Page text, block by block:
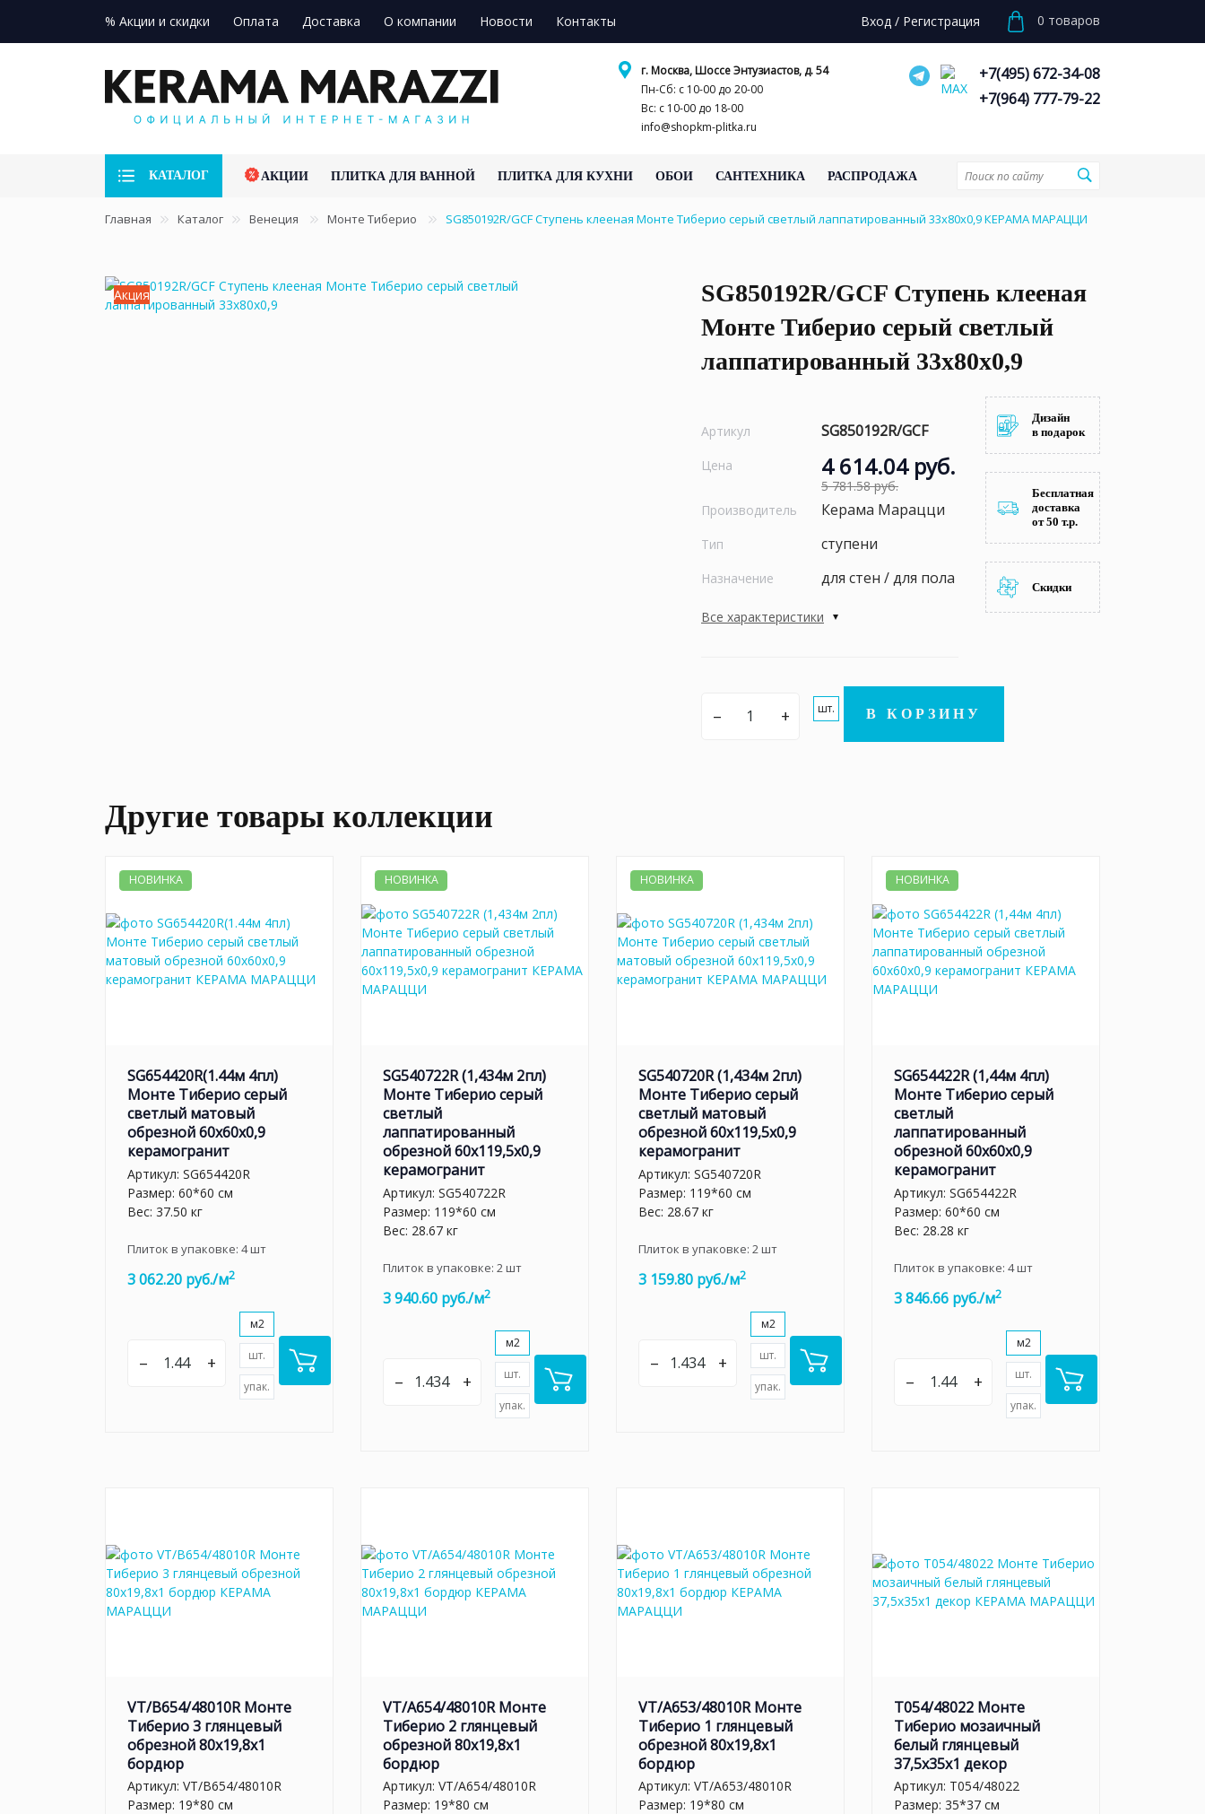
% Акции и скидки Оплата Доставка О компании Новости Контакты Вход / Регистрация 0 товаров
г. Москва, Шоссе Энтузиастов, д. 54
Пн-Сб: с 10-00 до 20-00
Вс: с 10-00 до 18-00
info@shopkm-plitka.ru
+7(495) 672-34-08
+7(964) 777-79-22
КАТАЛОГ АКЦИИ ПЛИТКА ДЛЯ ВАННОЙ ПЛИТКА ДЛЯ КУХНИ ОБОИ САНТЕХНИКА РАСПРОДАЖА
Главная Каталог Венеция Монте Тиберио SG850192R/GCF Ступень клееная Монте Тиберио серый светлый лаппатированный 33x80x0,9 КЕРАМА МАРАЦЦИ
Акция
SG850192R/GCF Ступень клееная
Монте Тиберио серый светлый
лаппатированный 33x80x0,9
Артикул SG850192R/GCF
Цена 4 614.04 руб.
5 781.58 руб.
Производитель
Керама Марацци
Тип ступени
Назначение для стен / для пола
Все характеристики
– + шт. В КОРЗИНУ
Дизайн
в подарок
Бесплатная
доставка
от 50 т.р.
Скидки
Другие товары коллекции
НОВИНКА
SG654420R(1.44м 4пл)
Монте Тиберио серый
светлый матовый
обрезной 60x60x0,9
керамогранит
Артикул: SG654420R
Размер: 60*60 см
Вес: 37.50 кг
Плиток в упаковке: 4шт
3 062.20 руб./м2
– +
м2
шт.
упак.
НОВИНКА
SG540722R (1,434м 2пл)
Монте Тиберио серый
светлый
лаппатированный
обрезной 60x119,5x0,9
керамогранит
Артикул: SG540722R
Размер: 119*60 см
Вес: 28.67 кг
Плиток в упаковке: 2 шт
3 940.60 руб./м2
– +
м2
шт.
упак.
НОВИНКА
SG540720R (1,434м 2пл)
Монте Тиберио серый
светлый матовый
обрезной 60x119,5x0,9
керамогранит
Артикул: SG540720R
Размер: 119*60 см
Вес: 28.67 кг
Плиток в упаковке: 2 шт
3 159.80 руб./м2
– +
м2
шт.
упак.
НОВИНКА
SG654422R (1,44м 4пл)
Монте Тиберио серый
светлый
лаппатированный
обрезной 60x60x0,9
керамогранит
Артикул: SG654422R
Размер: 60*60 см
Вес: 28.28 кг
Плиток в упаковке: 4шт
3 846.66 руб./м2
– +
м2
шт.
упак.
VT/B654/48010R Монте
Тиберио 3 глянцевый
обрезной 80x19,8x1
бордюр
Артикул: VT/B654/48010R
Размер: 19*80 см
VT/A654/48010R Монте
Тиберио 2 глянцевый
обрезной 80x19,8x1
бордюр
Артикул: VT/A654/48010R
Размер: 19*80 см
VT/A653/48010R Монте
Тиберио 1 глянцевый
обрезной 80x19,8x1
бордюр
Артикул: VT/A653/48010R
Размер: 19*80 см
T054/48022 Монте
Тиберио мозаичный
белый глянцевый
37,5x35x1 декор
Артикул: T054/48022
Размер: 35*37 см